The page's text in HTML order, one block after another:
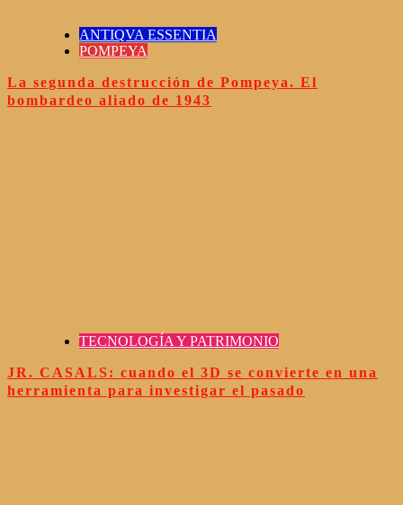
ANTIQVA ESSENTIA
POMPEYA
La segunda destrucción de Pompeya. El
bombardeo aliado de 1943
TECNOLOGÍA Y PATRIMONIO
JR. CASALS: cuando el 3D se convierte en una
herramienta para investigar el pasado